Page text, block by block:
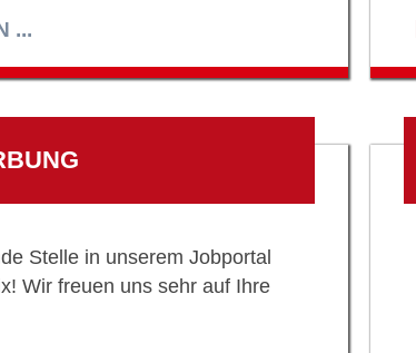
...
Stelle in unserem Jobportal
Wir freuen uns sehr auf Ihre